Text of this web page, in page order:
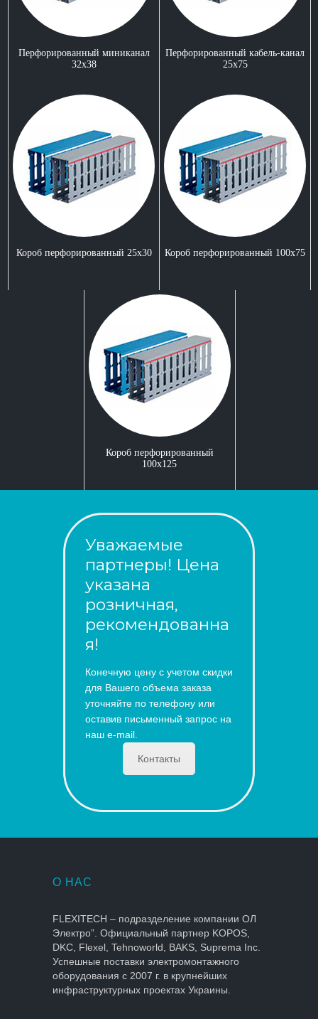
Перфорированный миниканал
32x38
Перфорированный кабель-канал
25x75
Короб перфорированный 25x30 Короб перфорированный 100x75
Короб перфорированный
100x125
Уважаемые
партнеры! Цена
указана
розничная,
рекомендованна
я!
Конечную цену с учетом скидки
для Вашего объема заказа
уточняйте по телефону или
оставив письменный запрос на
наш e-mail.
Контакты
О НАС
FLEXITECH – подразделение компании ОЛ
Электро”. Официальный партнер KOPOS,
DKC, Flexel, Tehnoworld, BAKS, Suprema Inc.
Успешные поставки электромонтажного
оборудования с 2007 г. в крупнейших
инфраструктурных проектах Украины.